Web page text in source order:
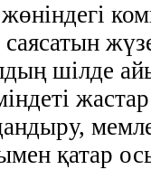
саясатын
шілде
қатар